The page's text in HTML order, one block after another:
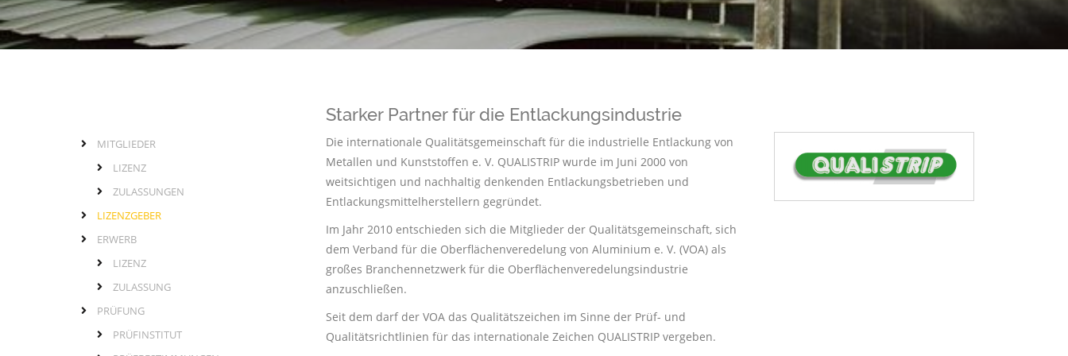
Starker Partner für die Entlackungsindustrie
Die internationale Qualitätsgemeinschaft für die industrielle Entlackung von
Metallen und Kunststoffen e. V. QUALISTRIP wurde im Juni 2000 von
weitsichtigen und nachhaltig denkenden Entlackungsbetrieben und
Entlackungsmittelherstellern gegründet.
Im Jahr 2010 entschieden sich die Mitglieder der Qualitätsgemeinschaft, sich
dem Verband für die Oberflächenveredelung von Aluminium e. V. (VOA) als
großes Branchennetzwerk für die Oberflächenveredelungsindustrie
anzuschließen.
Seit dem darf der VOA das Qualitätszeichen im Sinne der Prüf- und
Qualitätsrichtlinien für das internationale Zeichen QUALISTRIP vergeben.
LinksMITGLIEDER
LIZENZ
ZULASSUNGEN
LIZENZGEBER
ERWERB
LIZENZ
ZULASSUNG
PRÜFUNG
PRÜFINSTITUT